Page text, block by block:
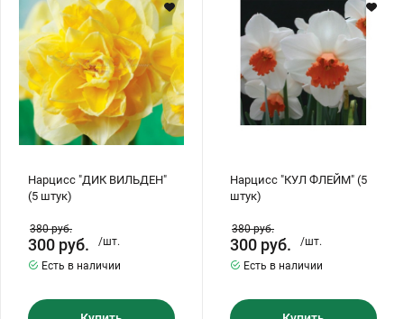
штук)
Нарцисс "ДИК ВИЛЬДЕН"
(5 штук)
380руб.
300 руб.
/шт.
Есть в наличии
штук)
Нарцисс "КУЛ ФЛЕЙМ" (5
штук)
380руб.
300 руб.
/шт.
Есть в наличии